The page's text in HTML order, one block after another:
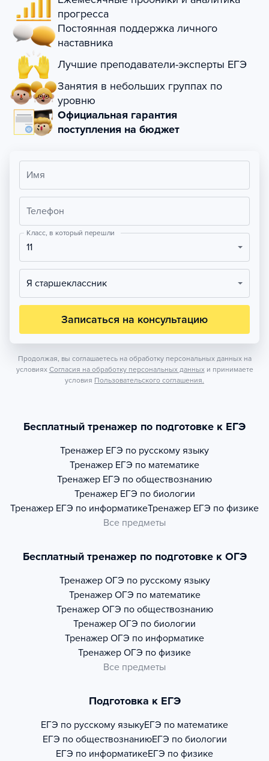
прогресса
Постоянная поддержка личного
наставника
Лучшие преподаватели-эксперты ЕГЭ
Занятия в небольших группах по
уровню
Официальная гарантия
поступления на бюджет
Имя
Телефон
Класс, в который перешли
11
Я старшеклассник
Записаться на консультацию
Продолжая, вы соглашаетесь на обработку персональных данных на
условиях Согласия на обработку персональных данных и принимаете
условия Пользовательского соглашения.
Бесплатный тренажер по подготовке к ЕГЭ
Тренажер ЕГЭ по русскому языку
Тренажер ЕГЭ по математике
Тренажер ЕГЭ по обществознанию
Тренажер ЕГЭ по биологии
Тренажер ЕГЭ по информатикеТренажер ЕГЭ по физике
Все предметы
Бесплатный тренажер по подготовке к ОГЭ
Тренажер ОГЭ по русскому языку
Тренажер ОГЭ по математике
Тренажер ОГЭ по обществознанию
Тренажер ОГЭ по биологии
Тренажер ОГЭ по информатике
Тренажер ОГЭ по физике
Все предметы
Подготовка к ЕГЭ
ЕГЭ по русскому языкуЕГЭ по математике
ЕГЭ по обществознаниюЕГЭ по биологии
ЕГЭ по информатикеЕГЭ по физике